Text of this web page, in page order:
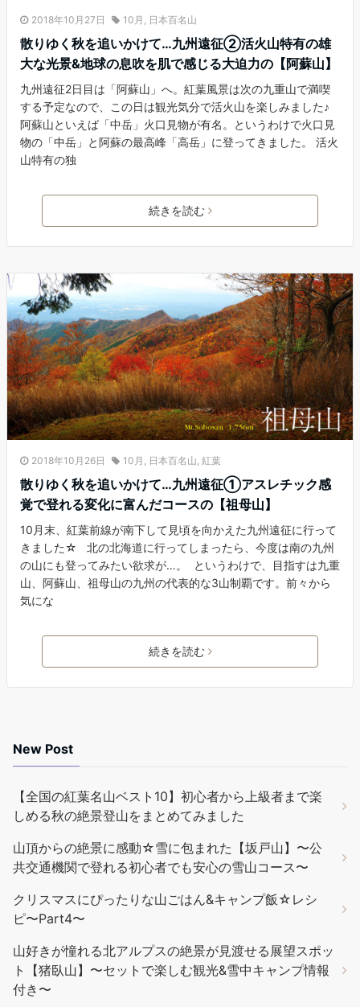
2018年10月27日 10月 , 日本百名山
散りゆく秋を追いかけて…九州遠征②活火山特有の雄
大な光景&地球の息吹を肌で感じる大迫力の【阿蘇山】
九州遠征2日目は「阿蘇山」へ。紅葉風景は次の九重山で満喫
する予定なので、この日は観光気分で活火山を楽しみました♪
阿蘇山といえば「中岳」火口見物が有名。というわけで火口見
物の「中岳」と阿蘇の最高峰「高岳」に登ってきました。 活火
山特有の独
続きを読む
2018年10月26日 10月 , 日本百名山, 紅葉
散りゆく秋を追いかけて…九州遠征①アスレチック感
覚で登れる変化に富んだコースの【祖母山】
10月末、紅葉前線が南下して見頃を向かえた九州遠征に行って
きました☆ 北の北海道に行ってしまったら、今度は南の九州
の山にも登ってみたい欲求が…。 というわけで、目指すは九重
山、阿蘇山、祖母山の九州の代表的な3山制覇です。前々から
気にな
続きを読む
New Post
【全国の紅葉名山ベスト10】初心者から上級者まで楽
しめる秋の絶景登山をまとめてみました
山頂からの絶景に感動☆雪に包まれた【坂戸山】〜公
共交通機関で登れる初心者でも安心の雪山コース〜
クリスマスにぴったりな山ごはん&キャンプ飯☆レシ
ピ〜Part4〜
山好きが憧れる北アルプスの絶景が見渡せる展望スポッ
ト【猪臥山】〜セットで楽しむ観光&雪中キャンプ情報
付き〜